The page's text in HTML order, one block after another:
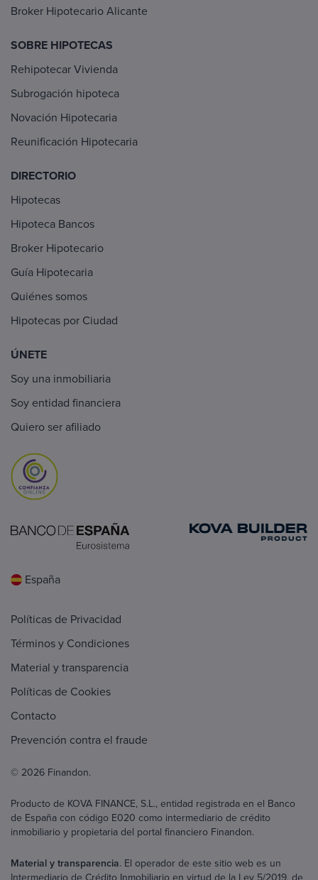
Broker Hipotecario Alicante
SOBRE HIPOTECAS
Rehipotecar Vivienda
Subrogación hipoteca
Novación Hipotecaria
Reunificación Hipotecaria
DIRECTORIO
Hipotecas
Hipoteca Bancos
Broker Hipotecario
Guía Hipotecaria
Quiénes somos
Hipotecas por Ciudad
ÚNETE
Soy una inmobiliaria
Soy entidad financiera
Quiero ser afiliado
España
Políticas de Privacidad
Términos y Condiciones
Material y transparencia
Políticas de Cookies
Contacto
Prevención contra el fraude
© 2026 Finandon.
Producto de KOVA FINANCE, S.L., entidad registrada en el Banco
de España con código E020 como intermediario de crédito
inmobiliario y propietaria del portal financiero Finandon.
Material y transparencia. El operador de este sitio web es un